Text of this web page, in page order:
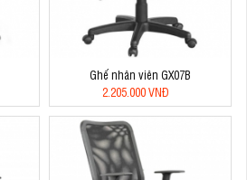
Ghế nhân viên GX07B
2.205.000 VNĐ